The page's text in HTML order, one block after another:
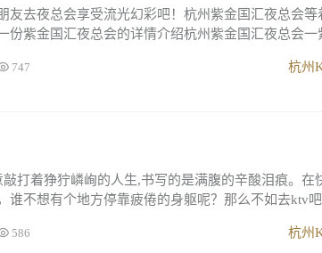
友去夜总会享受流光幻彩吧！杭州紫金国汇夜总会等
份紫金国汇夜总会的详情介绍杭州紫金国汇夜总会一
彩的灯光丝毫不逊色...
747 杭州
打着狰狞嶙峋的人生,书写的是满腹的辛酸泪痕。在
谁不想有个地方停靠疲倦的身躯呢？那么不如去ktv
在酒精下...
586 杭州